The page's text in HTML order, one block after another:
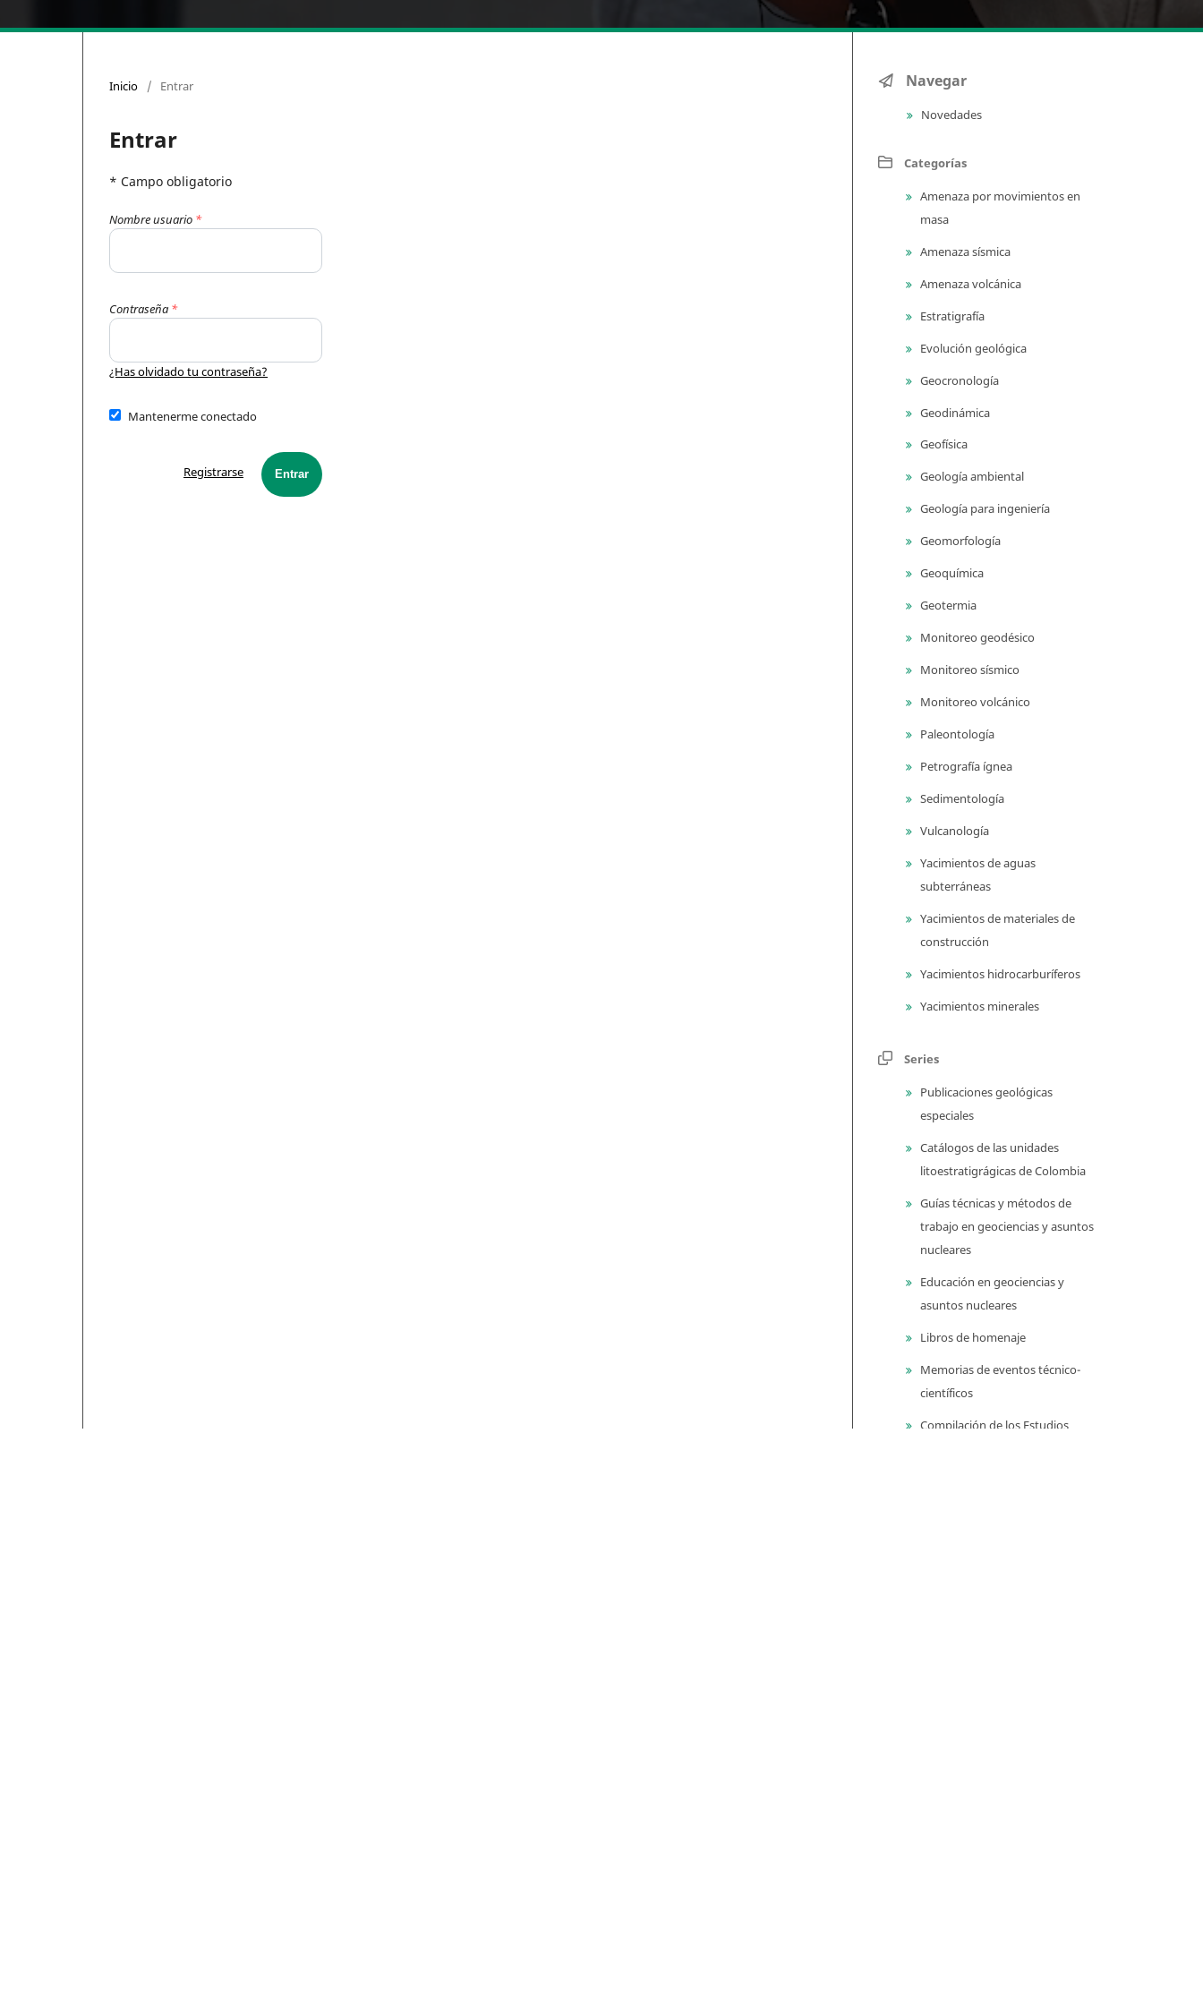
Inicio / Entrar
Entrar
* Campo obligatorio
Nombre usuario *
Contraseña *
¿Has olvidado tu contraseña?
Mantenerme conectado
Entrar
Registrarse
Navegar
Novedades
Categorías
Amenaza por movimientos en
masa
Amenaza sísmica
Amenaza volcánica
Estratigrafía
Evolución geológica
Geocronología
Geodinámica
Geofísica
Geología ambiental
Geología para ingeniería
Geomorfología
Geoquímica
Geotermia
Monitoreo geodésico
Monitoreo sísmico
Monitoreo volcánico
Paleontología
Petrografía ígnea
Sedimentología
Vulcanología
Yacimientos de aguas
subterráneas
Yacimientos de materiales de
construcción
Yacimientos hidrocarburíferos
Yacimientos minerales
Series
Publicaciones geológicas
especiales
Catálogos de las unidades
litoestratigrágicas de Colombia
Guías técnicas y métodos de
trabajo en geociencias y asuntos
nucleares
Educación en geociencias y
asuntos nucleares
Libros de homenaje
Memorias de eventos técnico-
científicos
Compilación de los Estudios